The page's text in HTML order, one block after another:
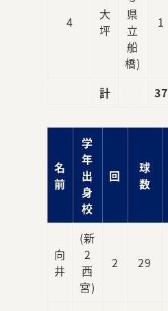
4
大
坪
県
立
船
橋)
1
計 37
名
前
学
年
出
身
校
回
球
数
向
井
(新
2
西
宮)
2 29